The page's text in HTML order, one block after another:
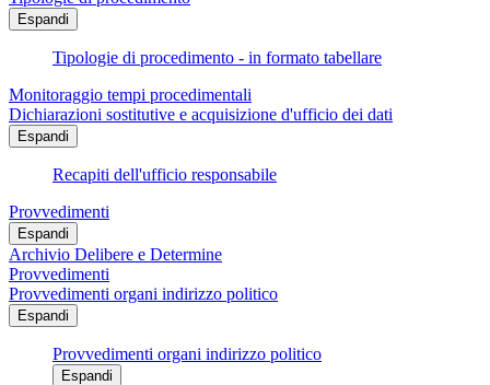
Espandi
Tipologie di procedimento - in formato tabellare
Monitoraggio tempi procedimentali
Dichiarazioni sostitutive e acquisizione d'ufficio dei dati
Espandi
Recapiti dell'ufficio responsabile
Provvedimenti
Espandi
Archivio Delibere e Determine
Provvedimenti
Provvedimenti organi indirizzo politico
Espandi
Provvedimenti organi indirizzo politico
Espandi